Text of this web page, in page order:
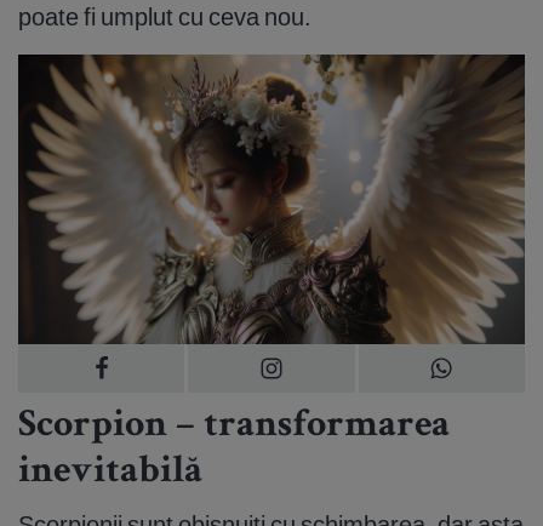
poate fi umplut cu ceva nou.
Scorpion – transformarea
inevitabilă